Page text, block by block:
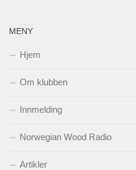
MENY
Hjem
Om klubben
Innmelding
Norwegian Wood Radio
Artikler